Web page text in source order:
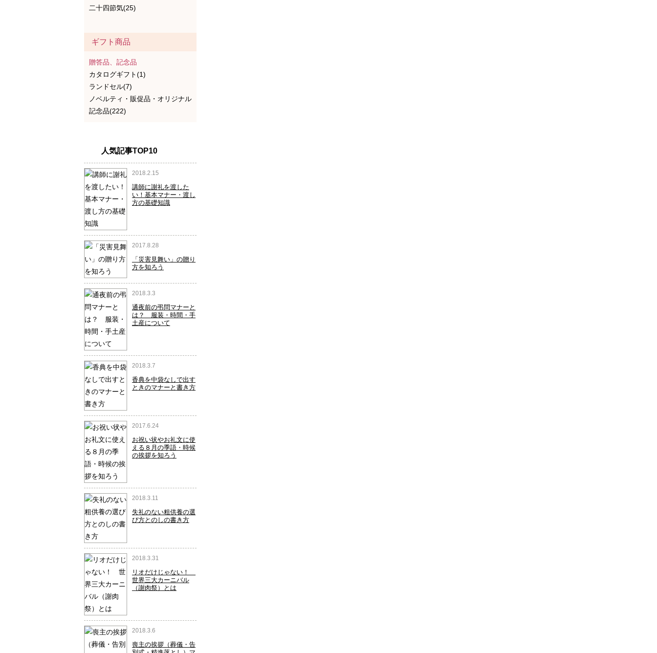
二十四節気(25)
ギフト商品
贈答品、記念品
カタログギフト(1)
ランドセル(7)
ノベルティ・販促品・オリジナル
記念品(222)
人気記事TOP10
2018.2.15
講師に謝礼を渡した
い！基本マナー・渡し
方の基礎知識
2017.8.28
「災害見舞い」の贈り
方を知ろう
2018.3.3
通夜前の弔問マナーと
は？ 服装・時間・手
土産について
2018.3.7
香典を中袋なしで出す
ときのマナーと書き方
2017.6.24
お祝い状やお礼文に使
える８月の季語・時候
の挨拶を知ろう
2018.3.11
失礼のない粗供養の選
び方とのしの書き方
2018.3.31
リオだけじゃない！
世界三大カーニバル
（謝肉祭）とは
2018.3.6
喪主の挨拶（葬儀・告